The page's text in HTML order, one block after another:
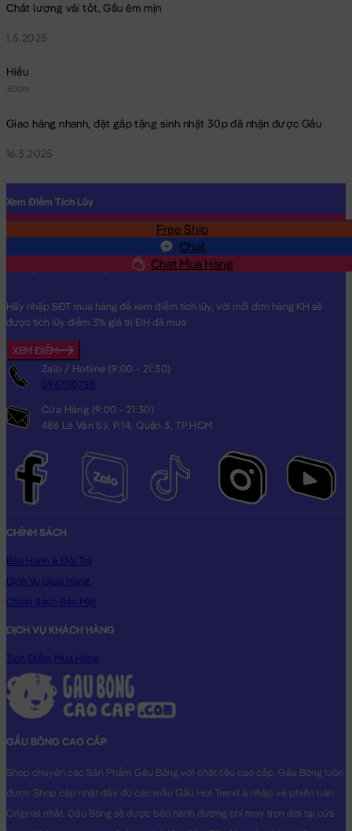
Chất lượng vải tốt, Gấu êm mịn
1.5.2025
Hiếu
50cm
Giao hàng nhanh, đặt gấp tặng sinh nhật 30p đã nhận được Gấu
16.3.2025
Free Ship
Chat
Chat Mua Hàng
Xem Điểm Tích Lũy
Hãy nhập SĐT mua hàng để xem điểm tích lũy, với mỗi đơn hàng KH sẽ
được tích lũy điểm 3% giá trị ĐH đã mua
XEM ĐIỂM
Zalo / Hotline (9:00 - 21:30)
0967110738
Cửa Hàng (9:00 - 21:30)
486 Lê Văn Sỹ, P.14, Quận 3, TP.HCM
CHÍNH SÁCH
Bảo Hành & Đổi Trả
Dịch Vụ Giao Hàng
Chính Sách Bảo Mật
DỊCH VỤ KHÁCH HÀNG
Tích Điểm Mua Hàng
GẤU BÔNG CAO CẤP
Shop chuyên các Sản Phẩm Gấu Bông với chất liệu cao cấp. Gấu Bông luôn
được Shop cập nhật đầy đủ các mẫu Gấu Hot Trend & nhập về phiên bản
Original nhất. Gấu Bông sẽ được bảo hành đường chỉ may trọn đời tại cửa